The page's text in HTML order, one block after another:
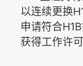
以连续更换
申请符合H1B
获得工作许可